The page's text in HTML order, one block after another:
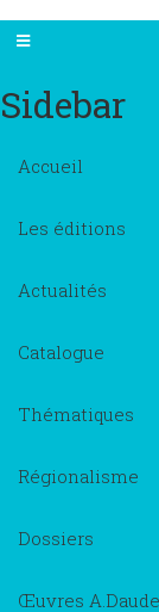
Sidebar
Accueil
Les éditions
Actualités
Catalogue
Thématiques
Régionalisme
Dossiers
Œuvres